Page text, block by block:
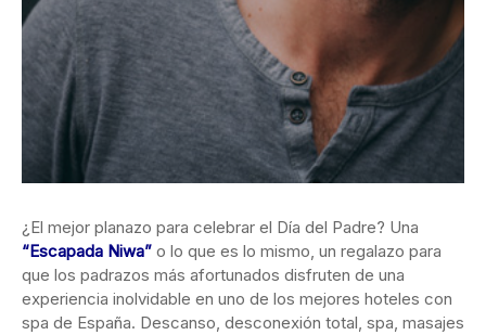
¿El mejor planazo para celebrar el Día del Padre? Una
“Escapada Niwa” o lo que es lo mismo, un regalazo para
que los padrazos más afortunados disfruten de una
experiencia inolvidable en uno de los mejores hoteles con
spa de España. Descanso, desconexión total, spa, masajes